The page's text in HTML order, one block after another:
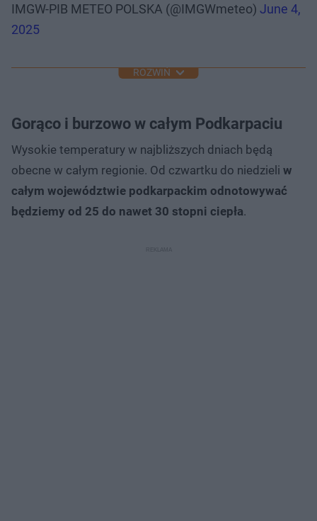
IMGW-PIB METEO POLSKA (@IMGWmeteo) June 4,
2025
ROZWIŃ
Gorąco i burzowo w całym Podkarpaciu
Wysokie temperatury w najbliższych dniach będą
obecne w całym regionie. Od czwartku do niedzieli w
całym województwie podkarpackim odnotowywać
będziemy od 25 do nawet 30 stopni ciepła.